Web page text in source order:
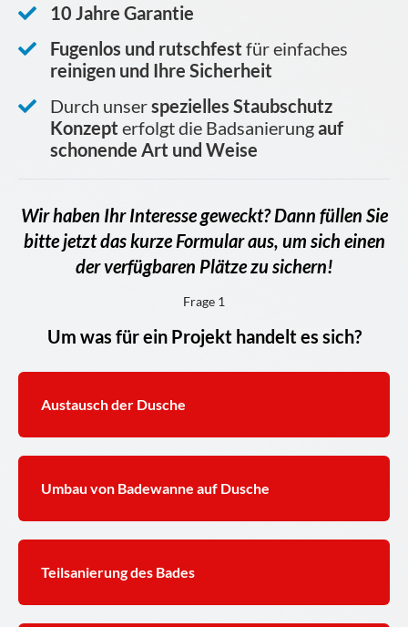
10 Jahre Garantie
Fugenlos und rutschfest für einfaches
reinigen und Ihre Sicherheit
Durch unserspezielles Staubschutz
Konzept erfolgt die Badsanierungauf
schonende Art und Weise
Wir haben Ihr Interesse geweckt? Dann füllen Sie
bitte jetzt das kurze Formular aus, um sich einen
der verfügbaren Plätze zu sichern!
Frage 1
Um was für ein Projekt handelt es sich?
Austausch der Dusche
Umbau von Badewanne auf Dusche
Teilsanierung des Bades